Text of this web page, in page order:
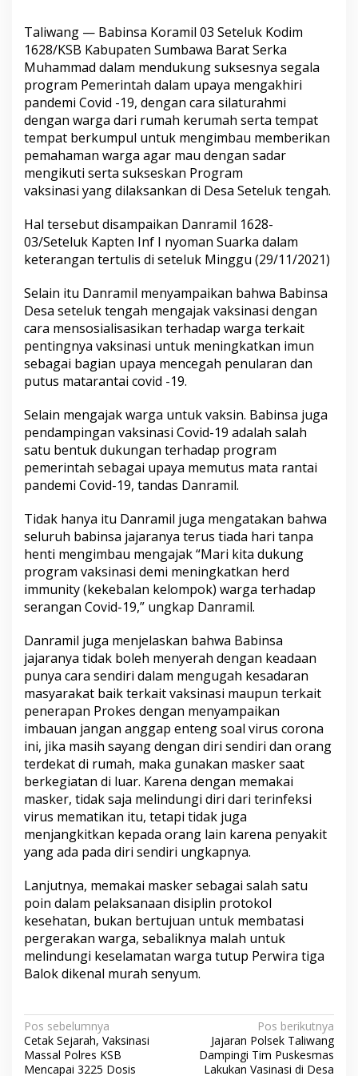
Taliwang — Babinsa Koramil 03 Seteluk Kodim
1628/KSB Kabupaten Sumbawa Barat Serka
Muhammad dalam mendukung suksesnya segala
program Pemerintah dalam upaya mengakhiri
pandemi Covid -19, dengan cara silaturahmi
dengan warga dari rumah kerumah serta tempat
tempat berkumpul untuk mengimbau memberikan
pemahaman warga agar mau dengan sadar
mengikuti serta sukseskan Program
vaksinasi yang dilaksankan di Desa Seteluk tengah.
Hal tersebut disampaikan Danramil 1628-
03/Seteluk Kapten Inf I nyoman Suarka dalam
keterangan tertulis di seteluk Minggu (29/11/2021)
Selain itu Danramil menyampaikan bahwa Babinsa
Desa seteluk tengah mengajak vaksinasi dengan
cara mensosialisasikan terhadap warga terkait
pentingnya vaksinasi untuk meningkatkan imun
sebagai bagian upaya mencegah penularan dan
putus matarantai covid -19.
Selain mengajak warga untuk vaksin. Babinsa juga
pendampingan vaksinasi Covid-19 adalah salah
satu bentuk dukungan terhadap program
pemerintah sebagai upaya memutus mata rantai
pandemi Covid-19, tandas Danramil.
Tidak hanya itu Danramil juga mengatakan bahwa
seluruh babinsa jajaranya terus tiada hari tanpa
henti mengimbau mengajak “Mari kita dukung
program vaksinasi demi meningkatkan herd
immunity (kekebalan kelompok) warga terhadap
serangan Covid-19,” ungkap Danramil.
Danramil juga menjelaskan bahwa Babinsa
jajaranya tidak boleh menyerah dengan keadaan
punya cara sendiri dalam mengugah kesadaran
masyarakat baik terkait vaksinasi maupun terkait
penerapan Prokes dengan menyampaikan
imbauan jangan anggap enteng soal virus corona
ini, jika masih sayang dengan diri sendiri dan orang
terdekat di rumah, maka gunakan masker saat
berkegiatan di luar. Karena dengan memakai
masker, tidak saja melindungi diri dari terinfeksi
virus mematikan itu, tetapi tidak juga
menjangkitkan kepada orang lain karena penyakit
yang ada pada diri sendiri ungkapnya.
Lanjutnya, memakai masker sebagai salah satu
poin dalam pelaksanaan disiplin protokol
kesehatan, bukan bertujuan untuk membatasi
pergerakan warga, sebaliknya malah untuk
melindungi keselamatan warga tutup Perwira tiga
Balok dikenal murah senyum.
N
a
Pos sebelumnya
Cetak Sejarah, Vaksinasi
Massal Polres KSB
Mencapai 3225 Dosis
Pos berikutnya
Jajaran Polsek Taliwang
Dampingi Tim Puskesmas
Lakukan Vasinasi di Desa